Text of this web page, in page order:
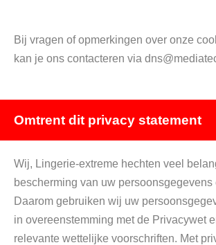
Bij vragen of opmerkingen over onze
kan je ons contacteren via
Omtrent dit privacy statement
Wij, Lingerie-extreme hechten veel
bescherming van uw persoonsgegevens
Daarom gebruiken wij uw
in overeenstemming met de Privacywet
relevante wettelijke voorschriften. Met